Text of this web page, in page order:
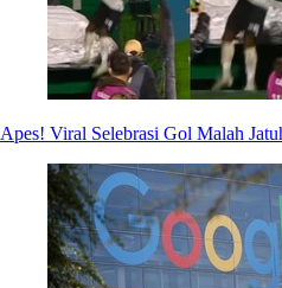
Apes! Viral Selebrasi Gol Malah